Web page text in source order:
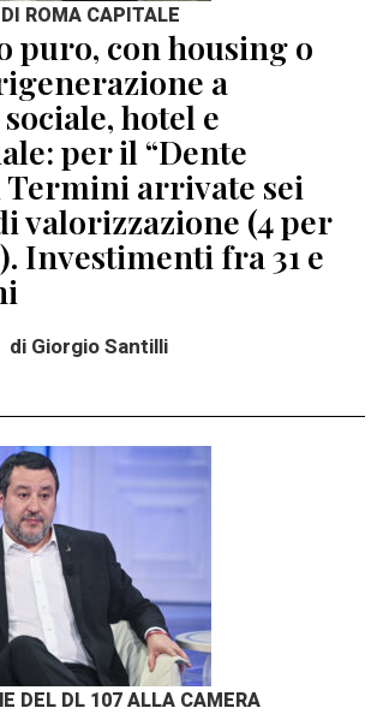
ROMA CAPITALE
puro, con housing o
a
hotel e
per il “Dente
Termini arrivate sei
valorizzazione (4 per
Investimenti fra 31 e
di Giorgio Santilli
DEL DL 107 ALLA CAMERA